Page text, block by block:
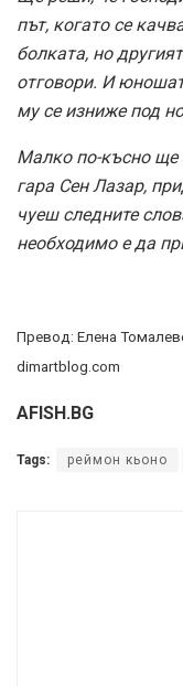
път, когато се
болката, но
отговори. И
му се изниже под
Малко по-късно
гара Сен Лазар,
чуеш следните
необходимо е да
Превод: Елена
dimartblog.com
AFISH.BG
Tags: реймон кьоно